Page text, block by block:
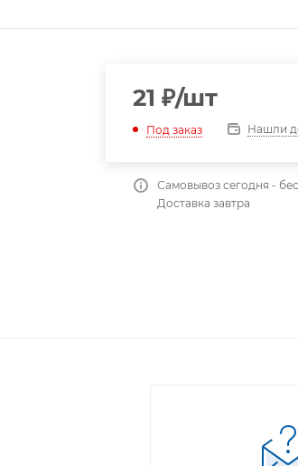
21 ₽/шт
Под заказ Нашли
Самовывоз сегодня -
Доставка завтра